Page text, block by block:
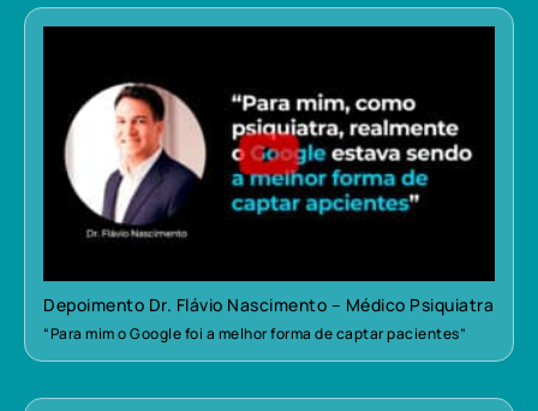
Depoimento Dr. Flávio Nascimento – Médico Psiquiatra
“Para mim o Google foi a melhor forma de captar pacientes”